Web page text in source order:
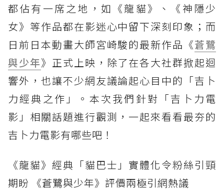
都佔有一席之地，如《龍貓》、《神隱少
女》等作品都在影迷心中留下深刻印象；而
日前日本動畫大師宮崎駿的最新作品《蒼鷺
與少年》正式上映，除了在各大社群掀起迴
響外，也讓不少網友議論起心目中的「吉卜
力經典之作」。本次我們針對「吉卜力電
影」相關話題進行觀測，一起來看看最夯的
吉卜力電影有哪些吧！
《龍貓》經典「貓巴士」實體化令粉絲引頸
期盼 《蒼鷺與少年》評價兩極引網熱議